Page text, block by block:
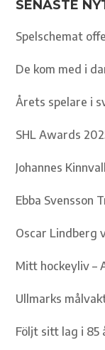
SENASTE
Spelschemat
De kom med i
Årets spelare i
SHL Awards
Johannes
Ebba Svensson
Oscar Lindberg
Mitt hockeyliv –
Ullmarks
Följt sitt lag i 85